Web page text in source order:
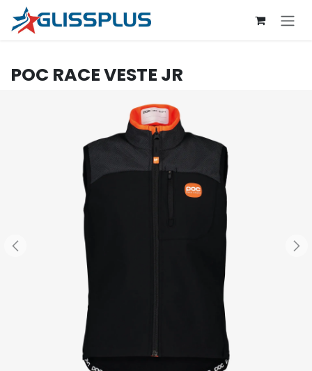
Se rendre au contenu
POC RACE VESTE JR